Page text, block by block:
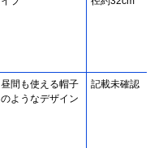
昼間も使える帽子
のようなデザイン
記載未確認